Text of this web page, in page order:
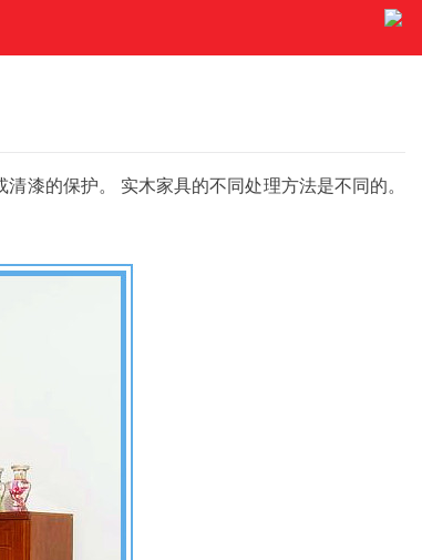
漆的保护。 实木家具的不同处理方法是不同的。